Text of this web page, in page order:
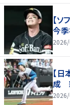
【
今
【
成